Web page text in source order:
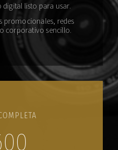
listo para usar.
promocionales, redes
corporativo sencillo.